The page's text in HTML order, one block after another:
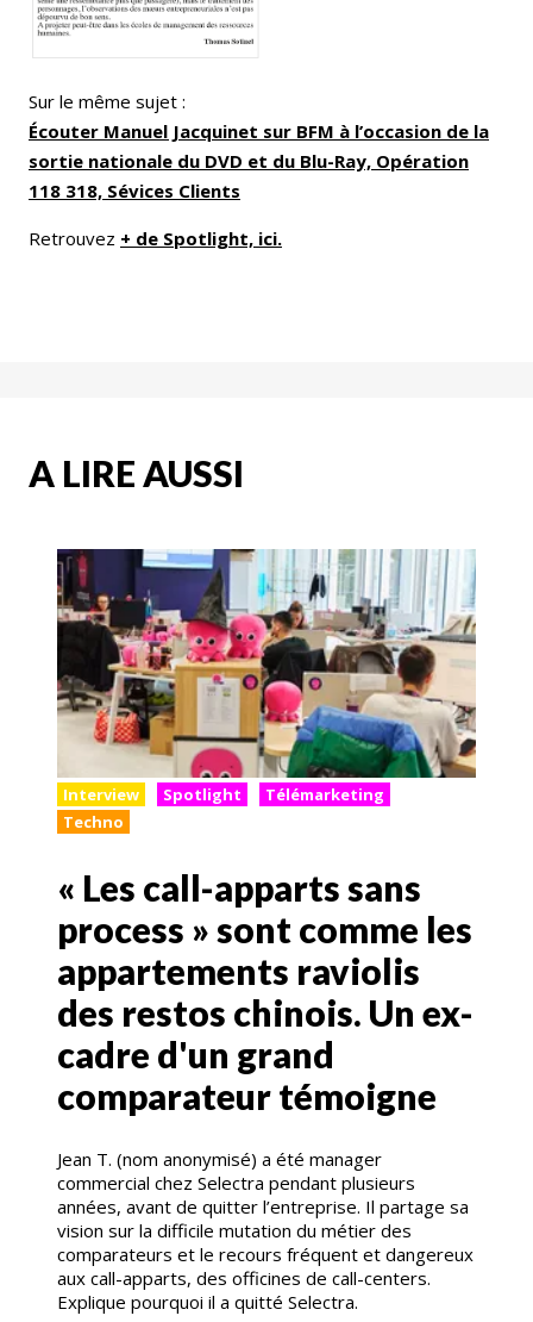
Sur le même sujet :
Écouter Manuel Jacquinet sur BFM à l’occasion de la
sortie nationale du DVD et du Blu-Ray, Opération
118 318, Sévices Clients
Retrouvez + de Spotlight, ici.
A LIRE AUSSI
Interview Spotlight
Télémarketing
Techno
« Les call-apparts sans
process » sont comme les
appartements raviolis
des restos chinois. Un ex-
cadre d'un grand
comparateur témoigne
Jean T. (nom anonymisé) a été manager
commercial chez Selectra pendant plusieurs
années, avant de quitter l’entreprise. Il partage sa
vision sur la difficile mutation du métier des
comparateurs et le recours fréquent et dangereux
aux call-apparts, des officines de call-centers.
Explique pourquoi il a quitté Selectra.